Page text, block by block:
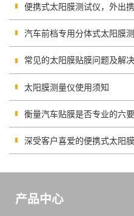
便携式太阳膜测试仪，外出携
汽车前档专用分体式太阳膜
常见的太阳膜贴膜问题及解
太阳膜测量仪使用须知
衡量汽车贴膜是否专业的六
深受客户喜爱的便携式太阳
产品中心